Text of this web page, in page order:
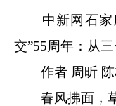
中新网 石家
交”55周年：从
作者 周昕 陈
春风拂面，草